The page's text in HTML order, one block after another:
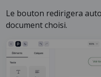
Le bouton redirigera
document choisi.